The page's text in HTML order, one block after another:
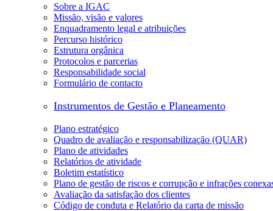
Sobre a IGAC
Missão, visão e valores
Enquadramento legal e atribuições
Percurso histórico
Estrutura orgânica
Protocolos e parcerias
Responsabilidade social
Formulário de contacto
Instrumentos de Gestão e Planeamento
Plano estratégico
Quadro de avaliação e responsabilização (QUAR)
Plano de atividades
Relatórios de atividade
Boletim estatístico
Plano de gestão de riscos e corrupção e infrações
Avaliação da satisfação dos clientes
Código de conduta e Relatório da carta de missão